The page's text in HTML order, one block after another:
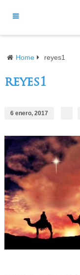
Home reyes1
reyes1
6 enero, 2017